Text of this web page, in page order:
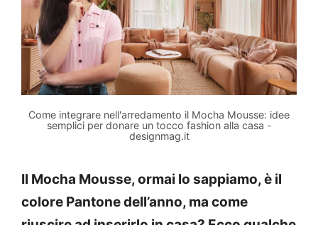
Come integrare nell'arredamento il Mocha Mousse: idee
semplici per donare un tocco fashion alla casa -
designmag.it
Il Mocha Mousse, ormai lo sappiamo, è il
colore Pantone dell’anno, ma come